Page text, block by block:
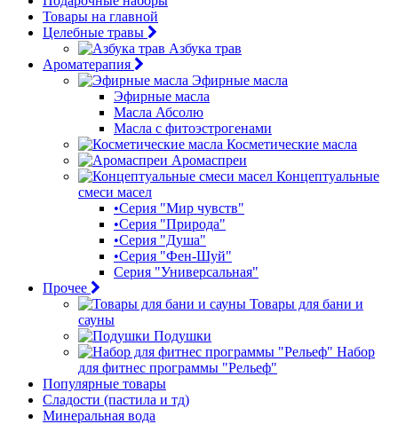
Товары на главной
Целебные травы
Азбука трав
Ароматерапия
Эфирные масла
Эфирные масла
Масла Абсолю
Масла с фитоэстрогенами
Косметические масла
Аромаспреи
Концептуальные
смеси масел
•Серия "Мир чувств"
•Серия "Природа"
•Серия "Душа"
•Серия "Фен-Шуй"
Серия "Универсальная"
Прочее
Товары для бани и
сауны
Подушки
Набор
для фитнес программы "Рельеф"
Популярные товары
Сладости (пастила и тд)
Минеральная вода